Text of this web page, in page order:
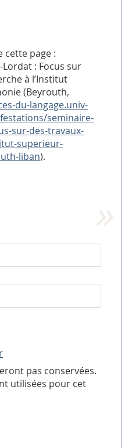
cette page :
: Focus sur
à l’Institut
(Beyrouth,
du-langage.univ-
seminaire-
sur-des-travaux-
superieur-
liban).
pas conservées.
utilisées pour cet